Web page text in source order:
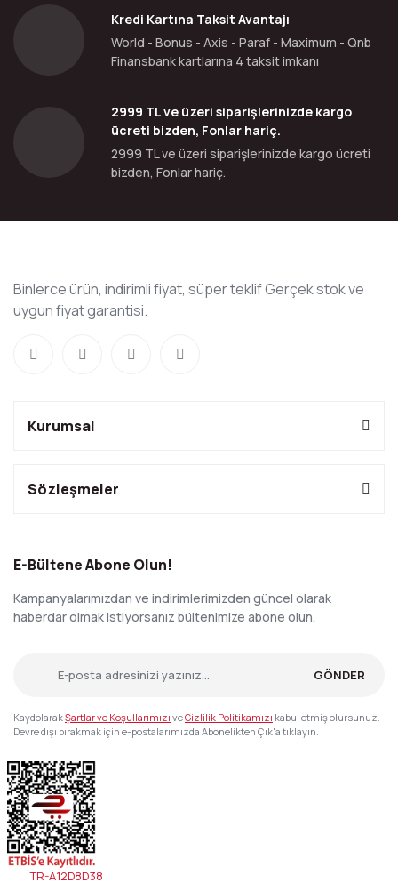
Kredi Kartına Taksit Avantajı
World - Bonus - Axis - Paraf - Maximum - Qnb
Finansbank kartlarına 4 taksit imkanı
2999 TL ve üzeri siparişlerinizde kargo
ücreti bizden, Fonlar hariç.
2999 TL ve üzeri siparişlerinizde kargo ücreti
bizden, Fonlar hariç.
Binlerce ürün, indirimli fiyat, süper teklif Gerçek stok ve
uygun fiyat garantisi.
Kurumsal
Sözleşmeler
E-Bültene Abone Olun!
Kampanyalarımızdan ve indirimlerimizden güncel olarak
haberdar olmak istiyorsanız bültenimize abone olun.
GÖNDER
KaydolarakŞartlar ve Koşullarımızı veGizlilik Politikamızı kabul etmiş olursunuz.
Devre dışı bırakmak için e-postalarımızda Abonelikten Çık'a tıklayın.
TR-A12D8D38